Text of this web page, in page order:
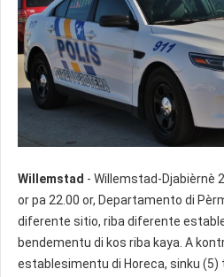
Willemstad - Willemstad-Djabièrnè
or pa 22.00 or, Departamento di
diferente sitio, riba diferente
bendementu di kos riba kaya. A
establesimentu di Horeca, sinku (5)